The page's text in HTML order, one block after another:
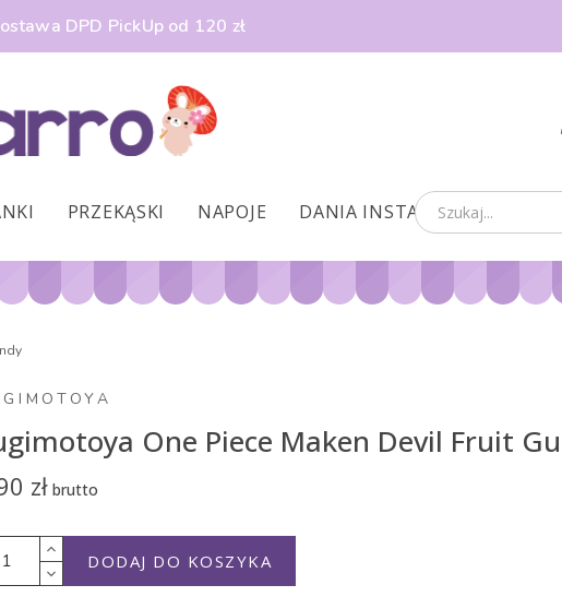
DPD PickUp od 120 zł
PRZEKĄSKI NAPOJE DANIA INSTANT
One Piece Maken Devil Fruit
zł brutto
DODAJ DO KOSZYKA